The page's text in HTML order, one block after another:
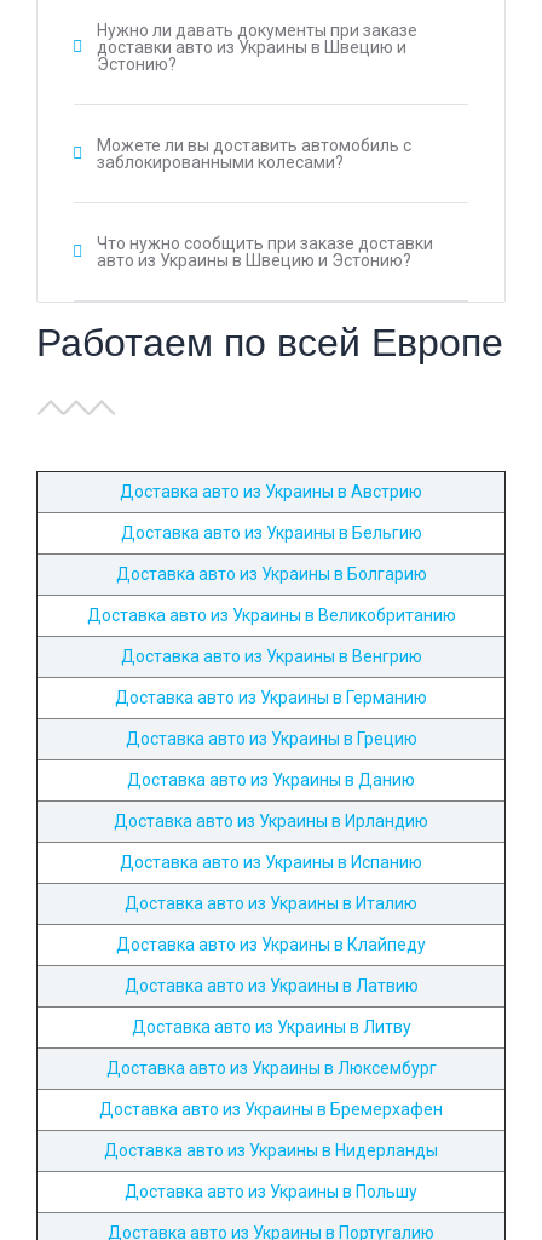
Нужно ли давать документы при заказе
доставки авто из Украины в Швецию и
Эстонию?
Можете ли вы доставить автомобиль с
заблокированными колесами?
Что нужно сообщить при заказе доставки
авто из Украины в Швецию и Эстонию?
Работаем по всей Европе
Доставка авто из Украины в Австрию
Доставка авто из Украины в Бельгию
Доставка авто из Украины в Болгарию
Доставка авто из Украины в Великобританию
Доставка авто из Украины в Венгрию
Доставка авто из Украины в Германию
Доставка авто из Украины в Грецию
Доставка авто из Украины в Данию
Доставка авто из Украины в Ирландию
Доставка авто из Украины в Испанию
Доставка авто из Украины в Италию
Доставка авто из Украины в Клайпеду
Доставка авто из Украины в Латвию
Доставка авто из Украины в Литву
Доставка авто из Украины в Люксембург
Доставка авто из Украины в Бремерхафен
Доставка авто из Украины в Нидерланды
Доставка авто из Украины в Польшу
Доставка авто из Украины в Португалию